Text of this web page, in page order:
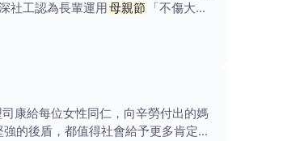
社工認為長輩運用 母親節
「不傷大
康給每位女性同仁，向辛勞付出的媽
的後盾，都值得社會給予更多肯定與